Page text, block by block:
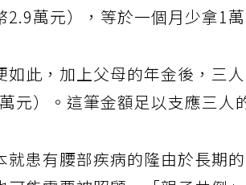
2.9萬元），等於一個月少拿1萬
如此，加上父母的年金後，三
元）。這筆金額足以支應三人
就患有腰部疾病的隆由於長期